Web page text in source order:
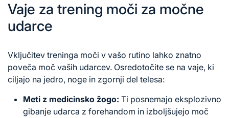
Vaje za trening moči za močne
udarce
Vključitev treninga moči v vašo rutino lahko znatno
poveča moč vaših udarcev. Osredotočite se na vaje, ki
ciljajo na jedro, noge in zgornji del telesa:
Meti z medicinsko žogo: Ti posnemajo eksplozivno
gibanje udarca z forehandom in izboljšujejo moč